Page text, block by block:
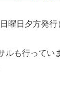
曜日夕方発行
ルも行ってい